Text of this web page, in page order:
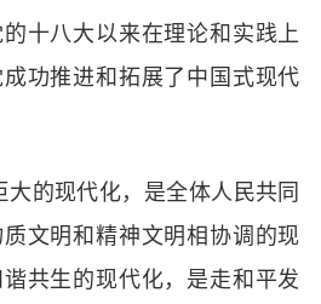
十八大以来在理论和实践上
功推进和拓展了中国式现代
大的现代化，是全体人民共同
文明和精神文明相协调的现
共生的现代化，是走和平发